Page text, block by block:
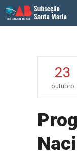
23
outubro